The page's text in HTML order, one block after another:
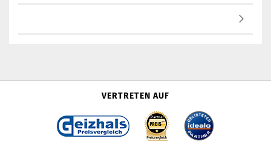
VERTRETEN AUF